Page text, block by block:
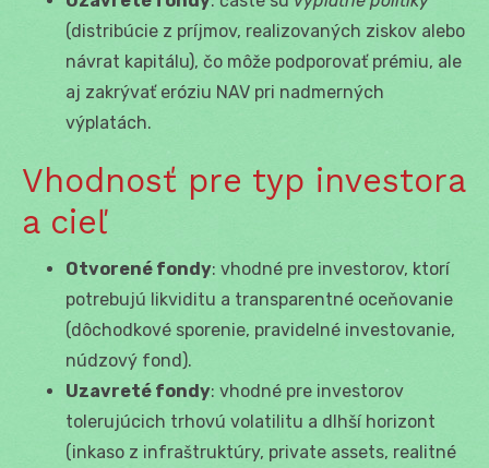
(distribúcie z príjmov, realizovaných ziskov alebo
návrat kapitálu), čo môže podporovať prémiu, ale
aj zakrývať eróziu NAV pri nadmerných
výplatách.
Vhodnosť pre typ investora
a cieľ
Otvorené fondy: vhodné pre investorov, ktorí
potrebujú likviditu a transparentné oceňovanie
(dôchodkové sporenie, pravidelné investovanie,
núdzový fond).
Uzavreté fondy: vhodné pre investorov
tolerujúcich trhovú volatilitu a dlhší horizont
(inkaso z infraštruktúry, private assets, realitné